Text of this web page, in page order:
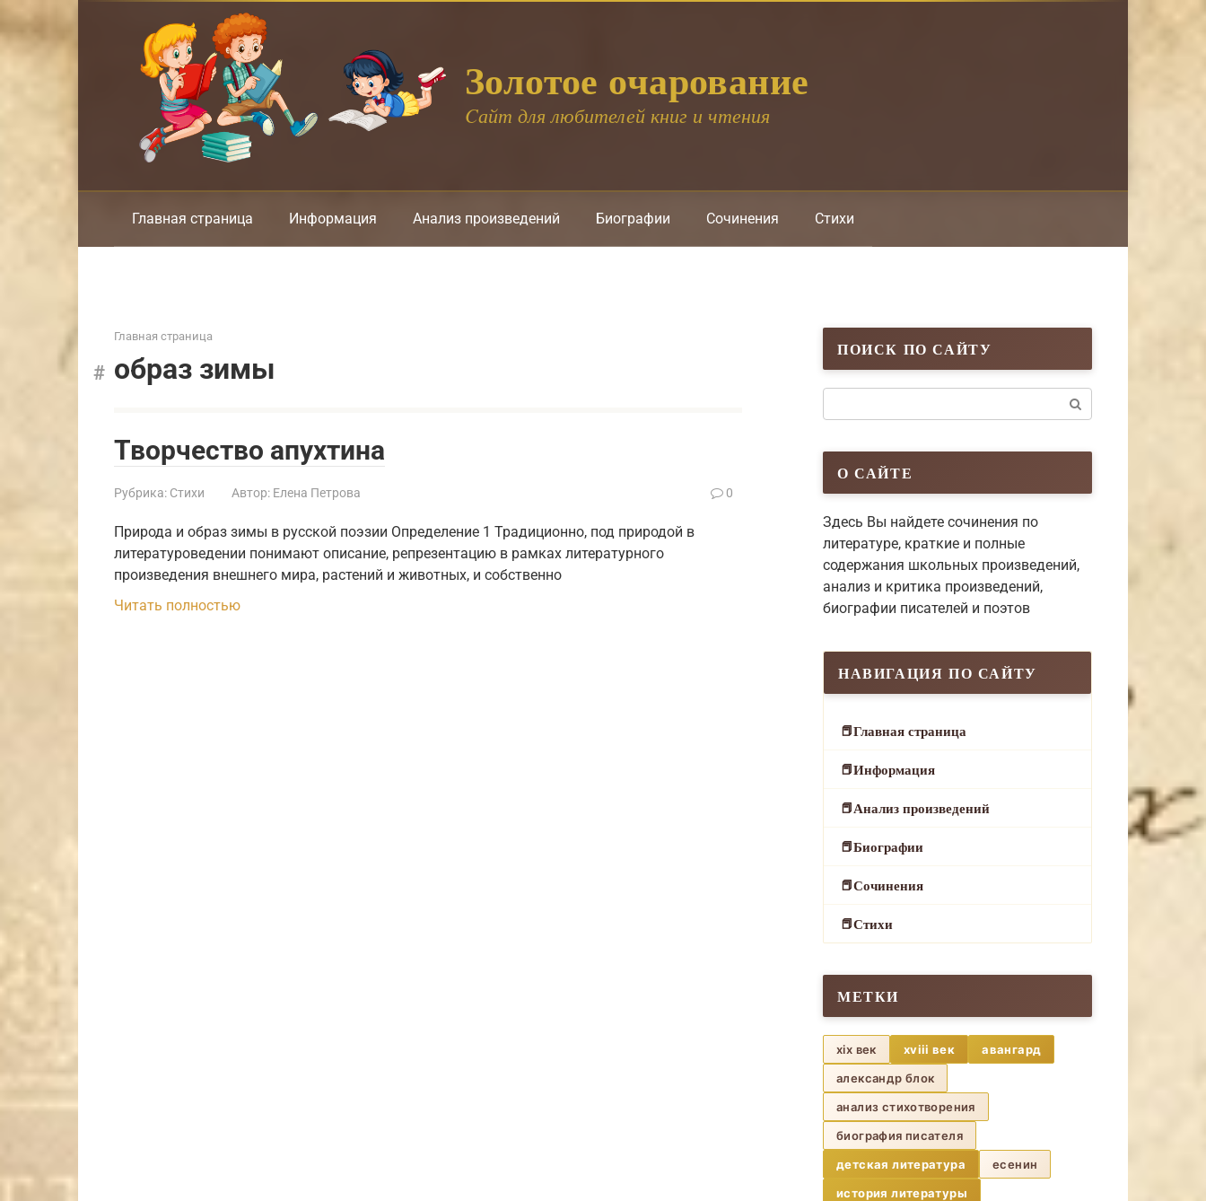
к
Золотое очарование
Cайт для любителей книг и чтения
Главная страница Информация Анализ произведений Биографии Сочинения Стихи
Главная страница
образ зимы
Творчество апухтина
Рубрика: Стихи Автор: Елена Петрова 0
Природа и образ зимы в русской поэзии Определение 1 Традиционно, под природой в
литературоведении понимают описание, репрезентацию в рамках литературного
произведения внешнего мира, растений и животных, и собственно
Читать полностью
ПОИСК ПО САЙТУ
О САЙТЕ
Здесь Вы найдете сочинения по
литературе, краткие и полные
содержания школьных произведений,
анализ и критика произведений,
биографии писателей и поэтов
НАВИГАЦИЯ ПО САЙТУ
Главная страница
Информация
Анализ произведений
Биографии
Сочинения
Стихи
МЕТКИ
xix век xviii век
авангард
александр блок
анализ стихотворения
биография писателя
детская литература
есенин
история литературы